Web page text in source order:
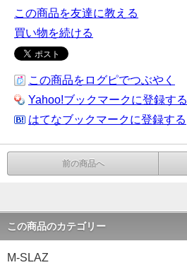
この商品を友達に教える
買い物を続ける
この商品をログピでつぶやく
Yahoo!ブックマークに登録する
はてなブックマークに登録する
前の商品へ
この商品のカテゴリー
M-SLAZ